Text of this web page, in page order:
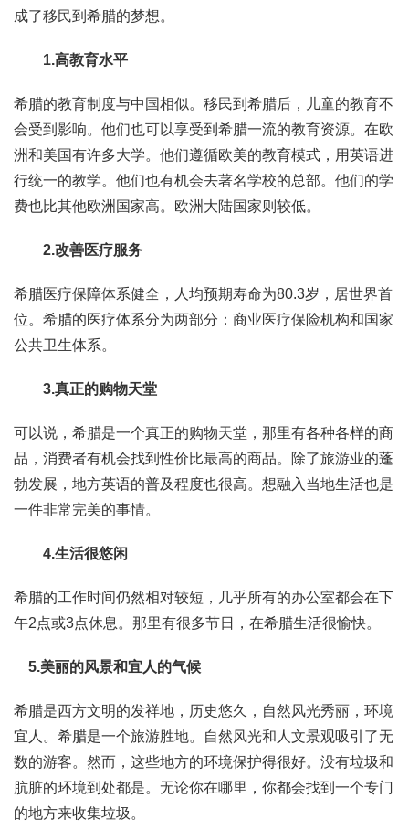
成了移民到希腊的梦想。
1.高教育水平
希腊的教育制度与中国相似。移民到希腊后，儿童的教育不
会受到影响。他们也可以享受到希腊一流的教育资源。在欧
洲和美国有许多大学。他们遵循欧美的教育模式，用英语进
行统一的教学。他们也有机会去著名学校的总部。他们的学
费也比其他欧洲国家高。欧洲大陆国家则较低。
2.改善医疗服务
希腊医疗保障体系健全，人均预期寿命为80.3岁，居世界首
位。希腊的医疗体系分为两部分：商业医疗保险机构和国家
公共卫生体系。
3.真正的购物天堂
可以说，希腊是一个真正的购物天堂，那里有各种各样的商
品，消费者有机会找到性价比最高的商品。除了旅游业的蓬
勃发展，地方英语的普及程度也很高。想融入当地生活也是
一件非常完美的事情。
4.生活很悠闲
希腊的工作时间仍然相对较短，几乎所有的办公室都会在下
午2点或3点休息。那里有很多节日，在希腊生活很愉快。
5.美丽的风景和宜人的气候
希腊是西方文明的发祥地，历史悠久，自然风光秀丽，环境
宜人。希腊是一个旅游胜地。自然风光和人文景观吸引了无
数的游客。然而，这些地方的环境保护得很好。没有垃圾和
肮脏的环境到处都是。无论你在哪里，你都会找到一个专门
的地方来收集垃圾。